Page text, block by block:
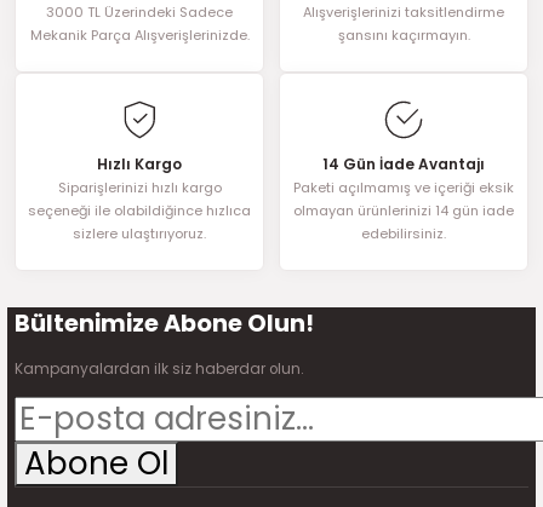
Ürün resmi kalitesiz, bozuk veya görüntülenemiyor.
Ürün açıklamasında eksik bilgiler bulunuyor.
Ürün bilgilerinde hatalar bulunuyor.
Ürün fiyatı diğer sitelerden daha pahalı.
Bu ürüne benzer farklı alternatifler olmalı.
Gönder
3000 TL Üzerindeki Sadece
Mekanik Parça Alışverişlerinizde.
Alışverişlerinizi taksitlendirme
şansını kaçırmayın.
Hızlı Kargo
Siparişlerinizi hızlı kargo
seçeneği ile olabildiğince hızlıca
sizlere ulaştırıyoruz.
14 Gün İade Avantajı
Paketi açılmamış ve içeriği eksik
olmayan ürünlerinizi 14 gün iade
edebilirsiniz.
Bültenimize Abone Olun!
Kampanyalardan ilk siz haberdar olun.
Abone Ol